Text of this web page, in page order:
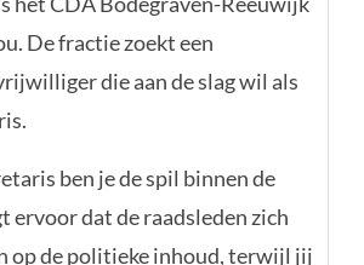
De fractie zoekt een
die aan de slag wil als
ben je de spil binnen de
ervoor dat de raadsleden zich
op de politieke inhoud, terwijl jij